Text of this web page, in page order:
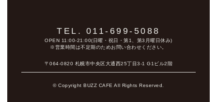
TEL. 011-699-5088
OPEN 11:00-21:00(日曜・祝日・第1、第3月曜日休み)
※営業時間は不定期のためお問い合わせください。
〒064-0820 札幌市中央区大通西25丁目3-1 G1ビル2階
© Copyright BUZZ CAFE All Rights Reserved.